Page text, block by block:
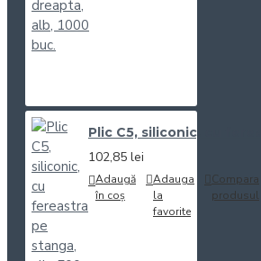
Plic C5, siliconic, cu
102,85 lei
Adaugă
în coș
Adauga
la
favorite
Compara
produsul